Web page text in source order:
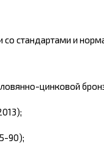
со стандартами и
цинковой
90);